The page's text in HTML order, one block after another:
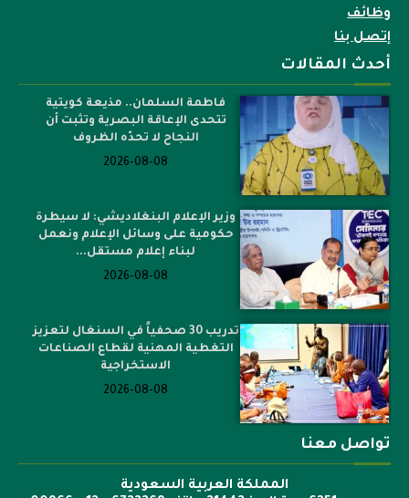
وظائف
إتصل بنا
أحدث المقالات
فاطمة السلمان.. مذيعة كويتية
تتحدى الإعاقة البصرية وتثبت أن
النجاح لا تحدّه الظروف
2026-08-08
وزير الإعلام البنغلاديشي: لا سيطرة
حكومية على وسائل الإعلام ونعمل
لبناء إعلام مستقل...
2026-08-08
تدريب 30 صحفياً في السنغال لتعزيز
التغطية المهنية لقطاع الصناعات
الاستخراجية
2026-08-08
تواصل معنا
المملكة العربية السعودية